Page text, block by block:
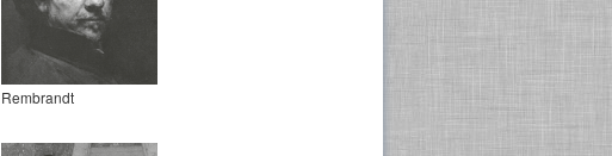
Rembrandt